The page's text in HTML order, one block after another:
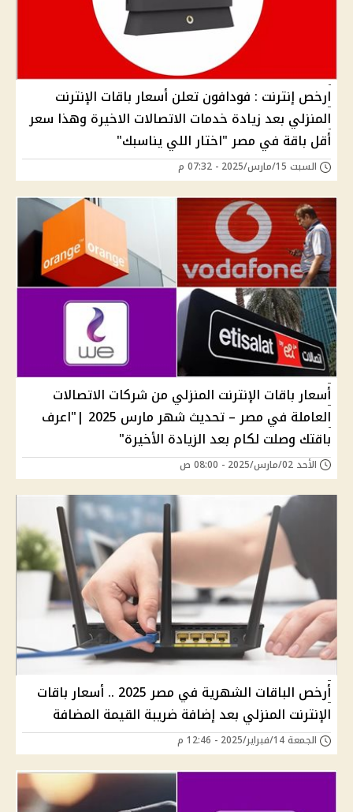
ارخص إنترنت : فودافون تعلن أسعار باقات الإنترنت
المنزلي بعد زيادة خدمات الاتصالات الاخيرة وهذا سعر
أقل باقة في مصر "اختار اللي يناسبك"
السبت 15/مارس/2025 - 07:32 م
أسعار باقات الإنترنت المنزلي من شركات الاتصالات
العاملة في مصر – تحديث شهر مارس 2025 |"اعرف
باقتك وصلت لكام بعد الزيادة الأخيرة"
الأحد 02/مارس/2025 - 08:00 ص
أرخص الباقات الشهرية في مصر 2025 .. أسعار باقات
الإنترنت المنزلي بعد إضافة ضريبة القيمة المضافة
الجمعة 14/فبراير/2025 - 12:46 م